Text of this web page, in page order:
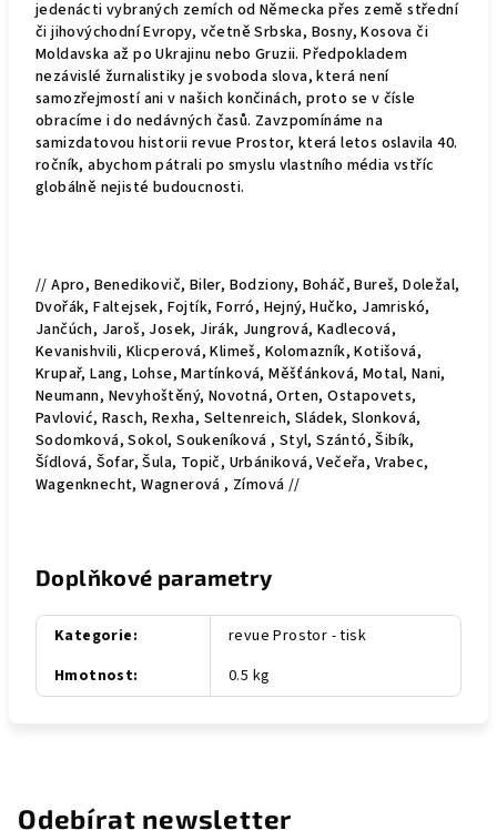
jedenácti vybraných zemích od Německa přes země střední
či jihovýchodní Evropy, včetně Srbska, Bosny, Kosova či
Moldavska až po Ukrajinu nebo Gruzii. Předpokladem
nezávislé žurnalistiky je svoboda slova, která není
samozřejmostí ani v našich končinách, proto se v čísle
obracíme i do nedávných časů. Zavzpomínáme na
samizdatovou historii revue Prostor, která letos oslavila 40.
ročník, abychom pátrali po smyslu vlastního média vstříc
globálně nejisté budoucnosti.
// Apro, Benedikovič, Biler, Bodziony, Boháč, Bureš, Doležal,
Dvořák, Faltejsek, Fojtík, Forró, Hejný, Hučko, Jamriskó,
Jančúch, Jaroš, Josek, Jirák, Jungrová, Kadlecová,
Kevanishvili, Klicperová, Klimeš, Kolomazník, Kotišová,
Krupař, Lang, Lohse, Martínková, Měšťánková, Motal, Nani,
Neumann, Nevyhoštěný, Novotná, Orten, Ostapovets,
Pavlović, Rasch, Rexha, Seltenreich, Sládek, Slonková,
Sodomková, Sokol, Soukeníková , Styl, Szántó, Šibík,
Šídlová, Šofar, Šula, Topič, Urbániková, Večeřa, Vrabec,
Wagenknecht, Wagnerová , Zímová //
Doplňkové parametry
Kategorie:
revue Prostor - tisk
Hmotnost: 0.5 kg
Odebírat newsletter